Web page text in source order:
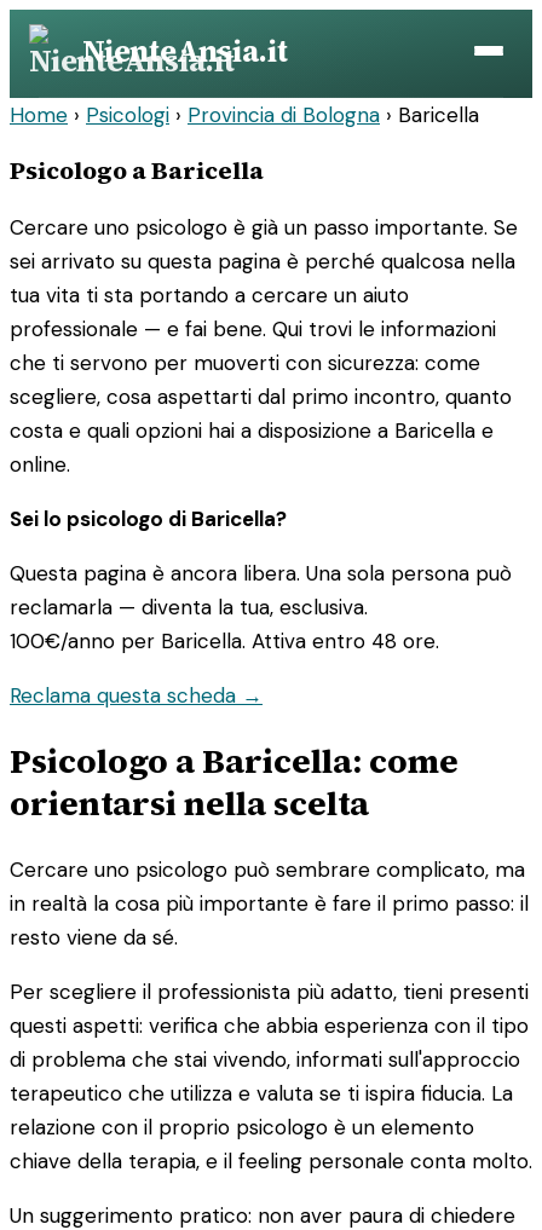
Vai
contenuto
NienteAnsia.it
Home › Psicologi › Provincia di Bologna › Baricella
Psicologo a Baricella
Cercare uno psicologo è già un passo importante. Se
sei arrivato su questa pagina è perché qualcosa nella
tua vita ti sta portando a cercare un aiuto
professionale — e fai bene. Qui trovi le informazioni
che ti servono per muoverti con sicurezza: come
scegliere, cosa aspettarti dal primo incontro, quanto
costa e quali opzioni hai a disposizione a Baricella e
online.
Sei lo psicologo di Baricella?
Questa pagina è ancora libera. Una sola persona può
reclamarla — diventa la tua, esclusiva.
100€/anno per Baricella. Attiva entro 48 ore.
Reclama questa scheda →
Psicologo a Baricella: come
orientarsi nella scelta
Cercare uno psicologo può sembrare complicato, ma
in realtà la cosa più importante è fare il primo passo: il
resto viene da sé.
Per scegliere il professionista più adatto, tieni presenti
questi aspetti: verifica che abbia esperienza con il tipo
di problema che stai vivendo, informati sull'approccio
terapeutico che utilizza e valuta se ti ispira fiducia. La
relazione con il proprio psicologo è un elemento
chiave della terapia, e il feeling personale conta molto.
Un suggerimento pratico: non aver paura di chiedere